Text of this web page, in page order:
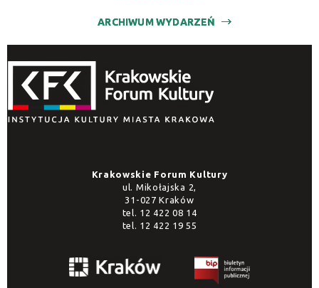
ARCHIWUM WYDARZEŃ
Krakowskie Forum Kultury
ul. Mikołajska 2,
31-027 Kraków
tel. 12 422 08 14
tel. 12 422 19 55